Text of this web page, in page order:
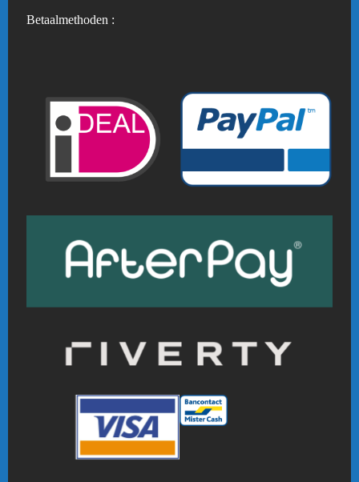
Betaalmethoden :